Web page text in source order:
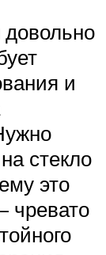
довольно
и
стекло
это
чревато